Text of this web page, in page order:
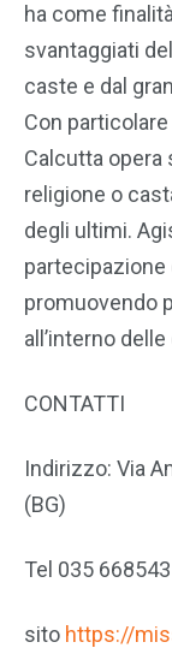
ha come
svantaggiati
caste e dal
Con
Calcutta opera
religione o
degli ultimi.
promuovendo
all’interno
CONTATTI
Indirizzo: Via
(BG)
Tel 035 668543
sito https://